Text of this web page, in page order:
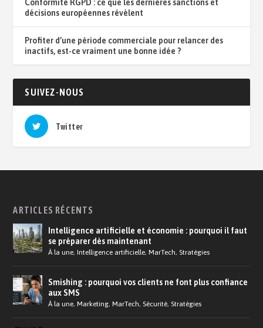
Conformité RGPD : ce que les dernières sanctions et
décisions européennes révèlent
Profiter d’une période commerciale pour relancer des
inactifs, est-ce vraiment une bonne idée ?
SUIVEZ-NOUS
Twitter
ARTICLES RÉCENTS
Intelligence artificielle et économie : pourquoi il faut
se préparer dès maintenant
À la une,Intelligence artificielle,MarTech, Stratégies
Smishing : pourquoi vos clients ne font plus confiance
aux SMS
À la une,Marketing,MarTech, Sécurité, Stratégies